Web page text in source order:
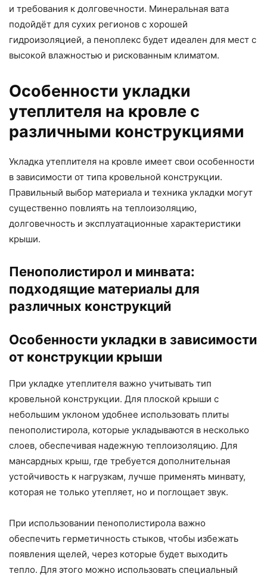
и требования к долговечности. Минеральная вата
подойдёт для сухих регионов с хорошей
гидроизоляцией, а пеноплекс будет идеален для мест с
высокой влажностью и рискованным климатом.
Особенности укладки
утеплителя на кровле с
различными конструкциями
Укладка утеплителя на кровле имеет свои особенности
в зависимости от типа кровельной конструкции.
Правильный выбор материала и техника укладки могут
существенно повлиять на теплоизоляцию,
долговечность и эксплуатационные характеристики
крыши.
Пенополистирол и минвата:
подходящие материалы для
различных конструкций
Особенности укладки в зависимости
от конструкции крыши
При укладке утеплителя важно учитывать тип
кровельной конструкции. Для плоской крыши с
небольшим уклоном удобнее использовать плиты
пенополистирола, которые укладываются в несколько
слоев, обеспечивая надежную теплоизоляцию. Для
мансардных крыш, где требуется дополнительная
устойчивость к нагрузкам, лучше применять минвату,
которая не только утепляет, но и поглощает звук.
При использовании пенополистирола важно
обеспечить герметичность стыков, чтобы избежать
появления щелей, через которые будет выходить
тепло. Для этого можно использовать специальный